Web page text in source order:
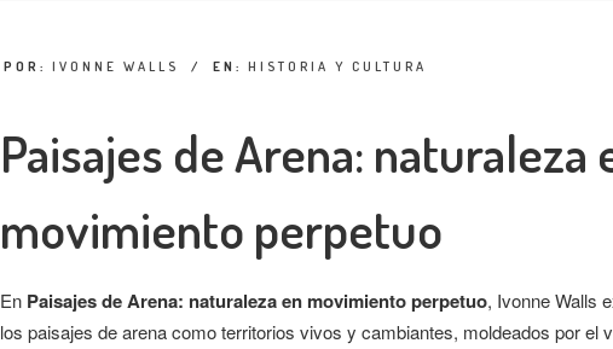
POR: IVONNE WALLS / EN: HISTORIA Y CULTURA
Paisajes de Arena: naturaleza
movimiento perpetuo
En Paisajes de Arena: naturaleza en movimiento perpetuo, Ivonne Walls
los paisajes de arena como territorios vivos y cambiantes, moldeados por el